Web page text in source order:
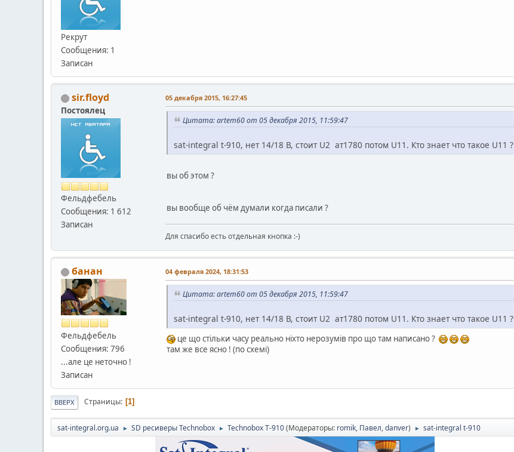
Рекрут
Сообщения: 1
Записан
sir.floyd
Постоялец
Фельдфебель
Сообщения: 1 612
Записан
05 декабря 2015, 16:27:45
Цитата: artem60 от 05 декабря 2015, 11:59:47
sat-integral t-910, нет 14/18 В, стоит U2 ат1780 потом U11. Кто знает что такое U11 ?
вы об этом ?
вы вообще об чём думали когда писали ?
Для спасибо есть отдельная кнопка :-)
банан
Фельдфебель
Сообщения: 796
...але це неточно !
Записан
04 февраля 2024, 18:31:53
Цитата: artem60 от 05 декабря 2015, 11:59:47
sat-integral t-910, нет 14/18 В, стоит U2 ат1780 потом U11. Кто знает что такое U11 ?
це що стільки часу реально ніхто нерозумів про що там написано ?
там же все ясно ! (по схемі)
ВВЕРХ Страницы 1
sat-integral.org.ua ► SD ресиверы Technobox ► Technobox T-910(Модераторы: romik, Павел,danver) ► sat-integral t-910